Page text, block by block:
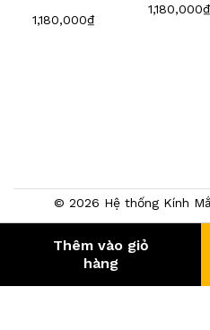
1,180,000₫
1,180,000₫
© 2026 Hệ thống Kính
368.480 - KHÁCH HÀNG
Thêm vào giỏ
hàng